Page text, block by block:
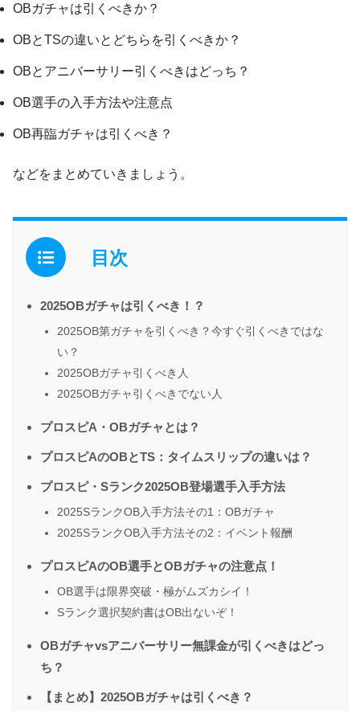
OBガチャは引くべきか？
OBとTSの違いとどちらを引くべきか？
OBとアニバーサリー引くべきはどっち？
OB選手の入手方法や注意点
OB再臨ガチャは引くべき？
などをまとめていきましょう。
目次
2025OBガチャは引くべき！？
2025OB第ガチャを引くべき？今すぐ引くべきではな
い？
2025OBガチャ引くべき人
2025OBガチャ引くべきでない人
プロスピA・OBガチャとは？
プロスピAのOBとTS：タイムスリップの違いは？
プロスピ・Sランク2025OB登場選手入手方法
2025SランクOB入手方法その1：OBガチャ
2025SランクOB入手方法その2：イベント報酬
プロスピAのOB選手とOBガチャの注意点！
OB選手は限界突破・極がムズカシイ！
Sランク選択契約書はOB出ないぞ！
OBガチャvsアニバーサリー無課金が引くべきはどっ
ち？
【まとめ】2025OBガチャは引くべき？